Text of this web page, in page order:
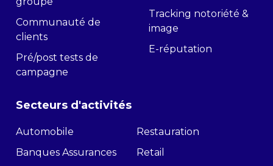
Communauté de
clients
Pré/post tests de
campagne
Tracking notoriété &
image
E-réputation
Secteurs d'activités
Automobile
Banques Assurances
Restauration
Retail